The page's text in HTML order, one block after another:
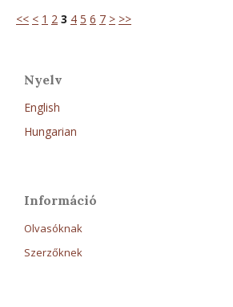
<< < 1 2 3 4 5 6 7 > >>
Nyelv
English
Hungarian
Információ
Olvasóknak
Szerzőknek